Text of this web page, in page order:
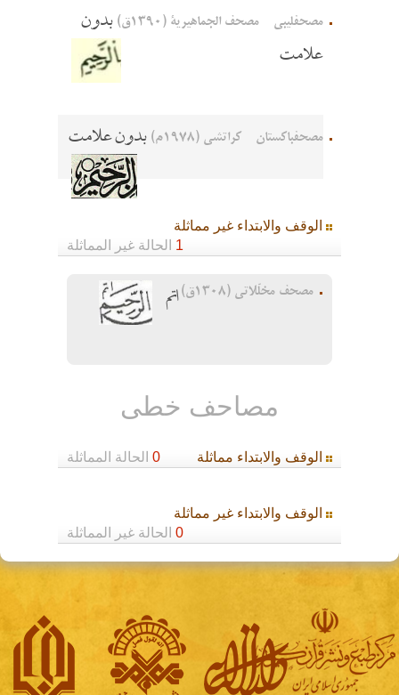
مصحفلیبی - مصحف الجماهيرية (1390ق)
بدون
علامت
مصحفباكستان - كراتشي (1978م) بدون علامت
الوقف والابتداء غير مماثلة
1 الحالة غير المماثلة
مصحف مخلّلاتي (1308ق) اتم
مصاحف خطی
الوقف والابتداء مماثلة 0 الحالة المماثلة
الوقف والابتداء غير مماثلة
0 الحالة غير المماثلة